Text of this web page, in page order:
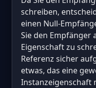
schreiben,
einen Null-
Sie den Empfänger
Eigenschaft zu
Referenz sicher
etwas, das eine
Instanzeigenschaft